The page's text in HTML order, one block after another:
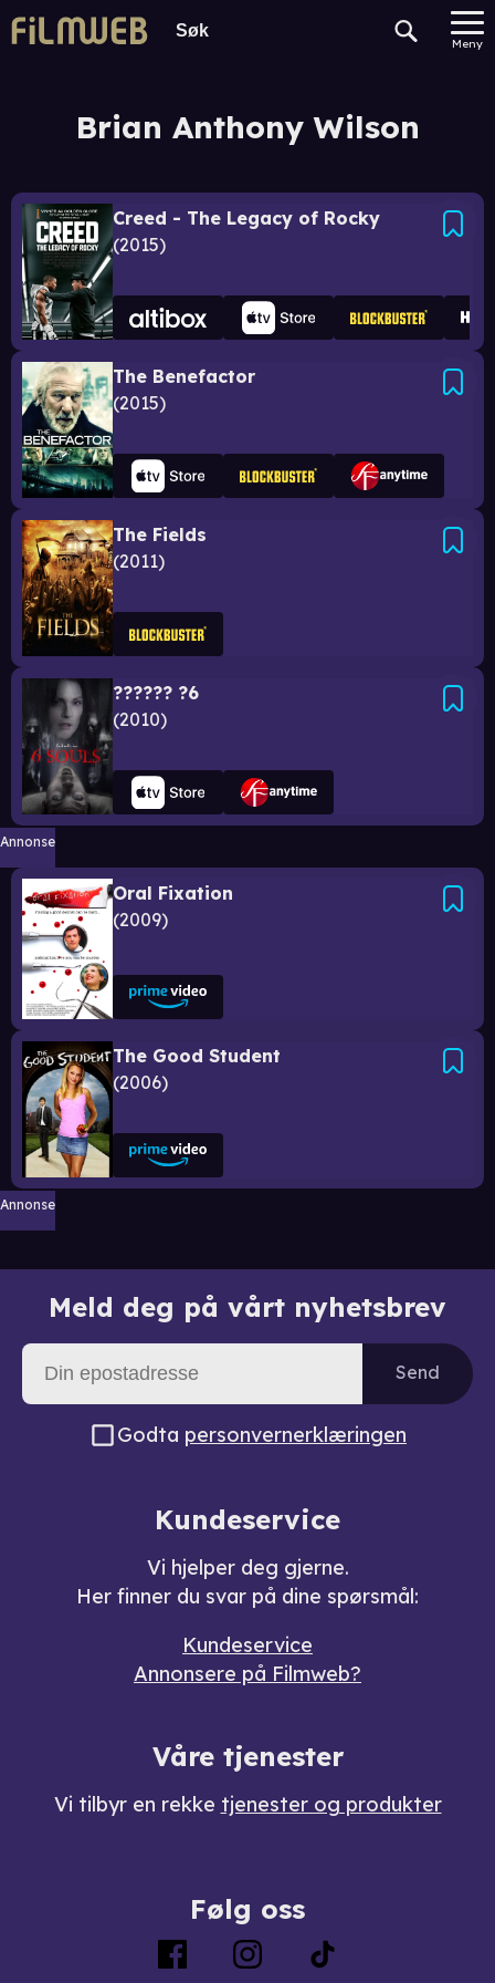
Meny
Brian Anthony Wilson
Creed - The Legacy of Rocky
2015
The Benefactor
2015
The Fields
2011
?????? ?6
2010
Annonse
Oral Fixation
2009
The Good Student
2006
Annonse
Meld deg på vårt nyhetsbrev
Send
Godta personvernerklæringen
Kundeservice
Vi hjelper deg gjerne.
Her finner du svar på dine spørsmål:
Kundeservice
Annonsere på Filmweb?
Våre tjenester
Vi tilbyr en rekke tjenester og produkter
Følg oss